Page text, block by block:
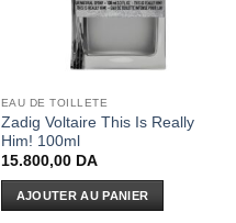
EAU DE TOILLETE
Zadig Voltaire This Is Really
Him! 100ml
15.800,00 DA
AJOUTER AU PANIER